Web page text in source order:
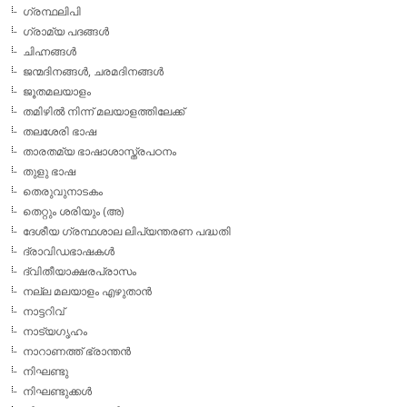
ഗ്രന്ഥലിപി
ഗ്രാമ്യ പദങ്ങള്‍
ചിഹ്നങ്ങള്‍
ജന്മദിനങ്ങള്‍, ചരമദിനങ്ങള്‍
ജൂതമലയാളം
തമിഴില്‍ നിന്ന് മലയാളത്തിലേക്ക്
തലശേരി ഭാഷ
താരതമ്യ ഭാഷാശാസ്ത്രപഠനം
തുളു ഭാഷ
തെരുവുനാടകം
തെറ്റും ശരിയും (അ)
ദേശീയ ഗ്രന്ഥശാല ലിപ്യന്തരണ പദ്ധതി
ദ്രാവിഡഭാഷകള്‍
ദ്വിതീയാക്ഷരപ്രാസം
നല്ല മലയാളം എഴുതാന്‍
നാട്ടറിവ്
നാട്യഗൃഹം
നാറാണത്ത് ഭ്രാന്തന്‍
നിഘണ്ടു
നിഘണ്ടുക്കള്‍